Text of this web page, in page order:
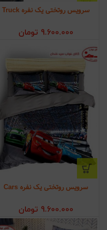
سرویس روتختی یک نفره Truck
9.600.000 تومان
سرویس روتختی یک نفره Cars
9.600.000 تومان